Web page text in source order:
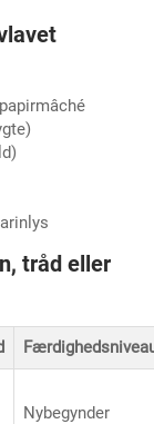
tråd eller
Nybegynder